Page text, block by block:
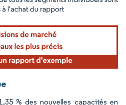
nécessite une attribution sous CC BY
% des nouvelles capacités en